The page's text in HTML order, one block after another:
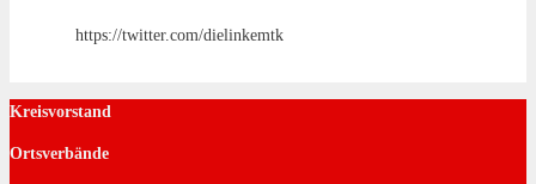
https://twitter.com/dielinkemtk
Kreisvorstand
Ortsverbände